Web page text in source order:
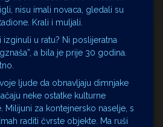
nisu imali novaca, gledali su
Krali i muljali.
u ratu? Ni poslijeratna
a bila je prije 30 godina.
ljude da obnavljaju dimnjake
neke ostatke kulturne
Milijuni za kontejnersko naselje, s
raditi čvrste objekte. Ma ruši